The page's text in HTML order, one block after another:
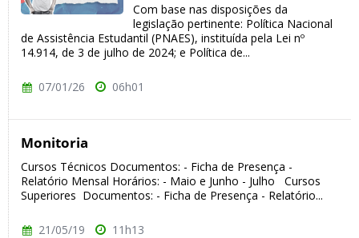
Com base nas disposições da
legislação pertinente: Política Nacional
de Assistência Estudantil (PNAES), instituída pela Lei nº
14.914, de 3 de julho de 2024; e Política de...
07/01/26 06h01
Monitoria
Cursos Técnicos Documentos: - Ficha de Presença -
Relatório Mensal Horários: - Maio e Junho - Julho Cursos
Superiores Documentos: - Ficha de Presença - Relatório...
21/05/19 11h13